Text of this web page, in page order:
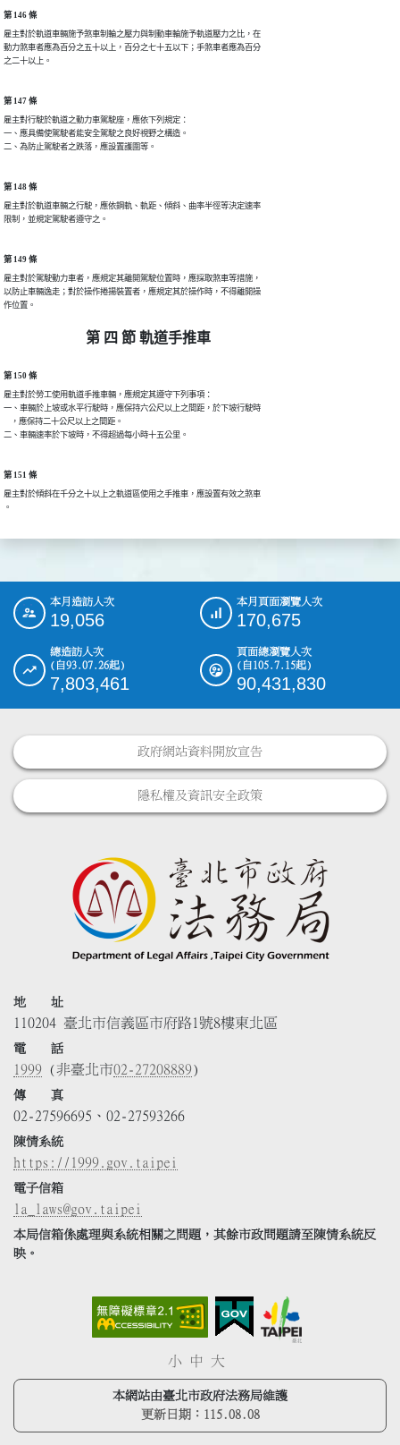
第 146 條
雇主對於軌道車輛施予煞車制輪之壓力與制動車輪施予軌道壓力之比，在
動力煞車者應為百分之五十以上，百分之七十五以下；手煞車者應為百分
之二十以上。
第 147 條
雇主對行駛於軌道之動力車駕駛座，應依下列規定：
一、應具備使駕駛者能安全駕駛之良好視野之構造。
二、為防止駕駛者之跌落，應設置護圍等。
第 148 條
雇主對於軌道車輛之行駛，應依鋼軌、軌距、傾斜、曲率半徑等決定速率
限制，並規定駕駛者遵守之。
第 149 條
雇主對於駕駛動力車者，應規定其離開駕駛位置時，應採取煞車等措施，
以防止車輛逸走；對於操作捲揚裝置者，應規定其於操作時，不得離開操
作位置。
第 四 節 軌道手推車
第 150 條
雇主對於勞工使用軌道手推車輛，應規定其遵守下列事項：
一、車輛於上坡或水平行駛時，應保持六公尺以上之間距，於下坡行駛時
    ，應保持二十公尺以上之間距。
二、車輛速率於下坡時，不得超過每小時十五公里。
第 151 條
雇主對於傾斜在千分之十以上之軌道區使用之手推車，應設置有效之煞車
。
::: 本月造訪人次
19,056
本月頁面瀏覽人次
170,675
總造訪人次
(自93.07.26起)
7,803,461
頁面總瀏覽人次
(自105.7.15起)
90,431,830
政府網站資料開放宣告
隱私權及資訊安全政策
地 址
110204 臺北市信義區市府路1號8樓東北區
電 話
1999 (非臺北市02-27208889)
傳 真
02-27596695、02-27593266
陳情系統
https://1999.gov.taipei
電子信箱
la_laws@gov.taipei
本局信箱係處理與系統相關之問題，其餘市政問題請至陳情系統反
映。
小 中 大
本網站由臺北市政府法務局維護
更新日期： 115.08.08